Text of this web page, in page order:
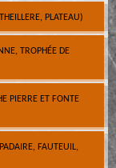
PLATEAU)
TROPHÉE DE
PIERRE ET FONTE
FAUTEUIL,